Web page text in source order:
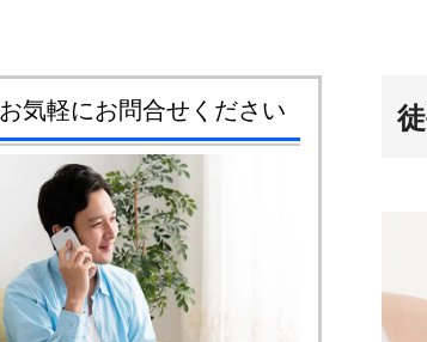
お気軽にお問合せください